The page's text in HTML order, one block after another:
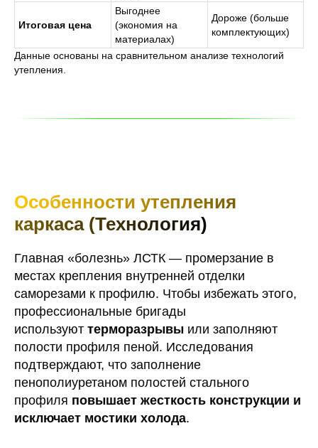
Итоговая цена
Выгоднее
(экономия на
материалах)
Дороже (больше
комплектующих)
Данные основаны на сравнительном анализе технологий
утепления.
Особенности утепления
каркаса (Технология)
Главная «болезнь» ЛСТК — промерзание в
местах крепления внутренней отделки
саморезами к профилю. Чтобы избежать этого,
профессиональные бригады
используют терморазрывы или заполняют
полости профиля пеной. Исследования
подтверждают, что заполнение
пенополиуретаном полостей стального
профиля повышает жесткость конструкции и
исключает мостики холода.